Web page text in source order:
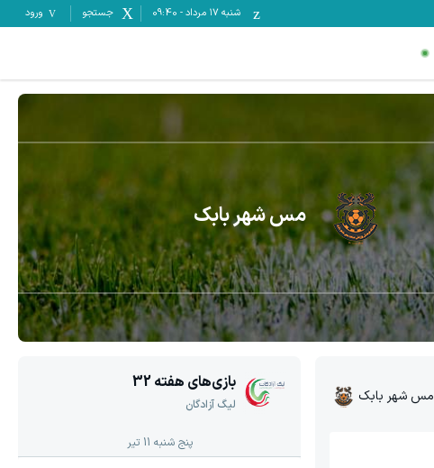
شنبه ۱۷ مرداد -
09:40 جستجو ورود
مس شهر بابک
مس شهر بابک
بازی‌های هفته32
لیگ آزادگان
پنج شنبه 11 تیر